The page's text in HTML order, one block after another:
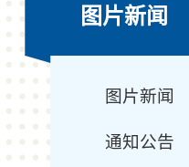
图片新闻
图片新闻
通知公告